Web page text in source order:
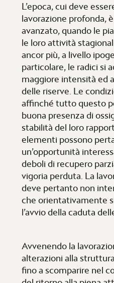
L’epoca, cui deve
lavorazione profonda,
avanzato, quando le
le loro attività
ancor più, a livello
particolare, le radici si
maggiore intensità ed
delle riserve. Le
affinché tutto questo
buona presenza di
stabilità del loro
elementi possono
un’opportunità
deboli di recupero
vigoria perduta. La
deve pertanto non
che orientativamente
l’avvio della caduta
Avvenendo la
alterazioni alla
fino a scomparire nel